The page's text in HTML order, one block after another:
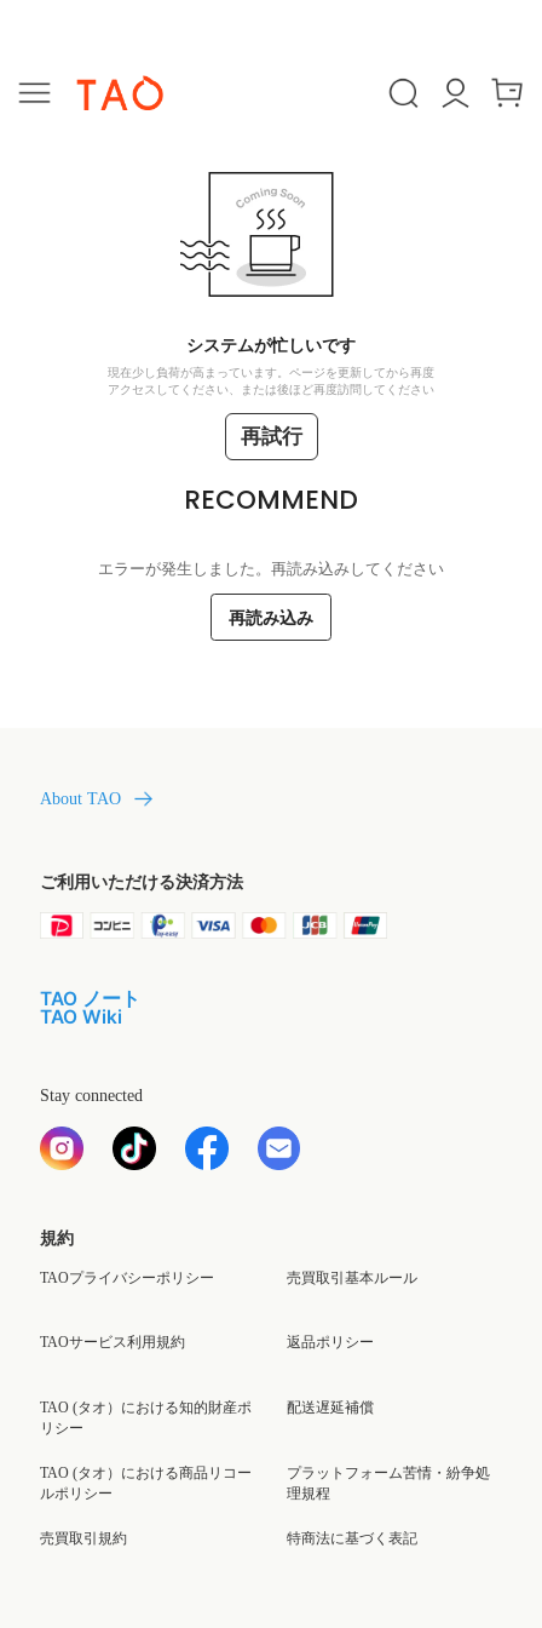
システムが忙しいです
現在少し負荷が高まっています。ページを更新してから再度
アクセスしてください、または後ほど再度訪問してください
再試行
RECOMMEND
エラーが発生しました。再読み込みしてください
再読み込み
About TAO
ご利用いただける決済方法
TAO ノート
TAO Wiki
Stay connected
規約
TAOプライバシーポリシー
TAOサービス利用規約
TAO (タオ）における知的財産ポ
リシー
TAO (タオ）における商品リコー
ルポリシー
売買取引規約
売買取引基本ルール
返品ポリシー
配送遅延補償
プラットフォーム苦情・紛争処
理規程
特商法に基づく表記